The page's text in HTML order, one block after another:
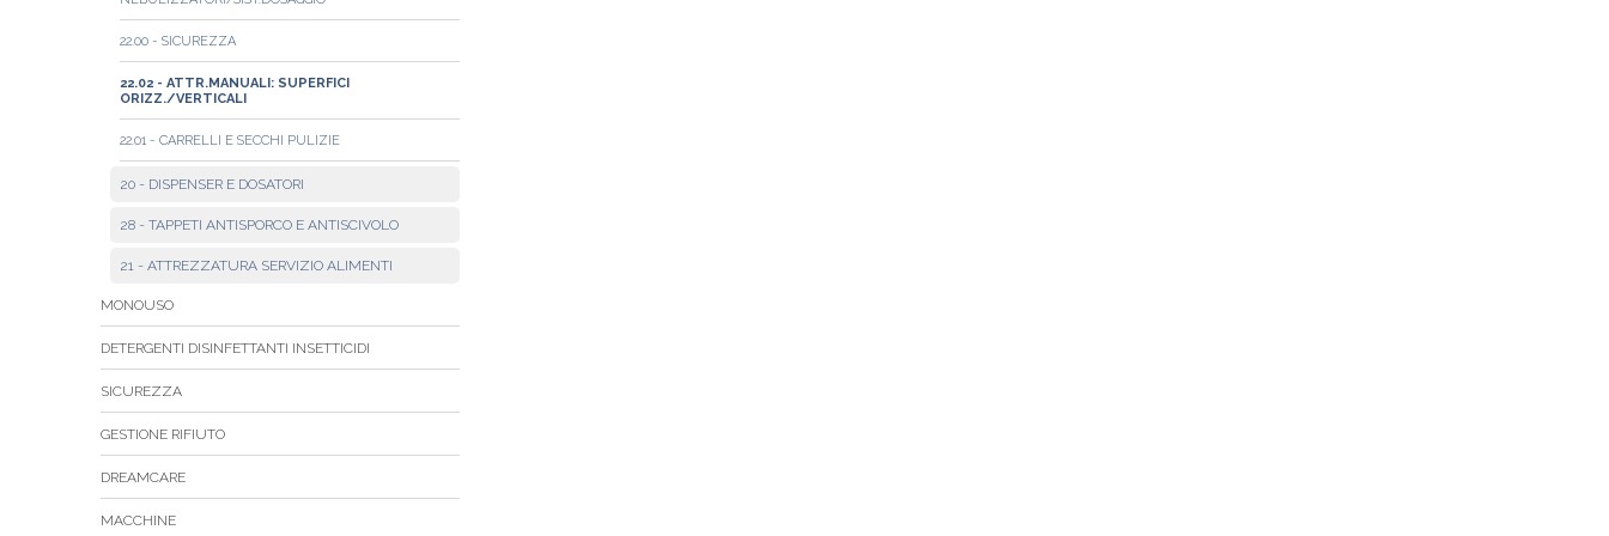
22.00 - SICUREZZA
22.02 - ATTR.MANUALI: SUPERFICI
ORIZZ./VERTICALI
22.01 - CARRELLI E SECCHI PULIZIE
20 - DISPENSER E DOSATORI
28 - TAPPETI ANTISPORCO E ANTISCIVOLO
21 - ATTREZZATURA SERVIZIO ALIMENTI
MONOUSO
DETERGENTI DISINFETTANTI INSETTICIDI
SICUREZZA
GESTIONE RIFIUTO
DREAMCARE
MACCHINE